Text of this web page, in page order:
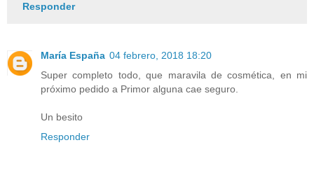
Responder
María España 04 febrero, 2018 18:20
Super completo todo, que maravila de cosmética, en mi
próximo pedido a Primor alguna cae seguro.
Un besito
Responder